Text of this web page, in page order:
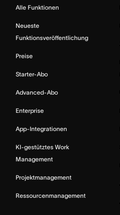
Alle Funktionen
Neueste
Funktionsveröffentlichung
Preise
Starter-Abo
Advanced-Abo
Enterprise
App-Integrationen
KI-gestütztes Work
Management
Projektmanagement
Ressourcenmanagement